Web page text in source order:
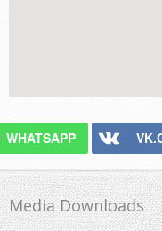
WHATSAPP
Media Downloads